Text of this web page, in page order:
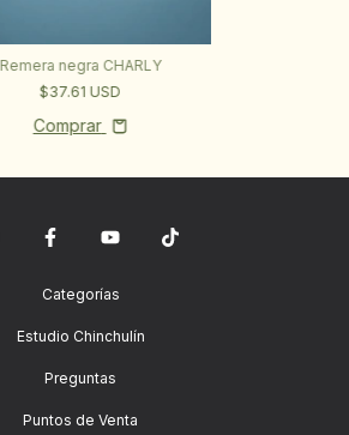
Remera negra CHARLY
$37.61 USD
Comprar
Categorías
Estudio Chinchulín
Preguntas
Puntos de Venta